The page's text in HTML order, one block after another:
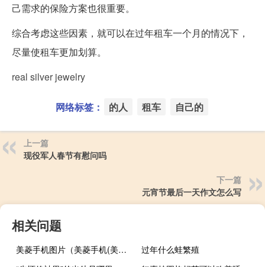
己需求的保险方案也很重要。
综合考虑这些因素，就可以在过年租车一个月的情况下，
尽量使租车更加划算。
real silver jewelry
网络标签： 的人 租车 自己的
上一篇
现役军人春节有慰问吗
下一篇
元宵节最后一天作文怎么写
相关问题
美菱手机图片（美菱手机(美菱手机福)）
过年什么蛙繁殖